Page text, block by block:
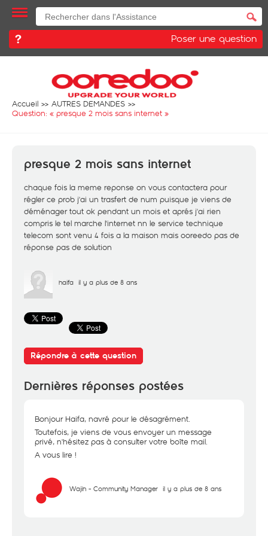
Poser une question
Accueil
AUTRES DEMANDES
Question: « presque 2 mois sans internet »
presque 2 mois sans internet
chaque fois la meme reponse on vous contactera pour
régler ce prob j'ai un trasfert de num puisque je viens de
déménager tout ok pendant un mois et aprés j'ai rien
compris le tel marche l'internet nn le service technique
telecom sont venu 4 fois a la maison mais ooreedo pas de
réponse pas de solution
haifa il y a plus de 8 ans
Répondre à cette question
Dernières réponses postées
Bonjour Haifa, navré pour le désagrément.
Toutefois, je viens de vous envoyer un message
privé, n'hésitez pas à consulter votre boîte mail.
A vous lire !
Wajih - Community Manager il y a plus de 8 ans